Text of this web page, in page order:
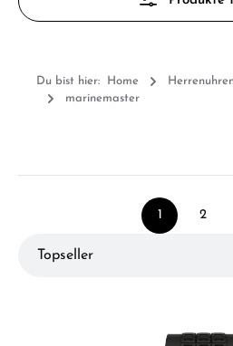
Du bist hier: Home
marinemaster
Seite
1 2